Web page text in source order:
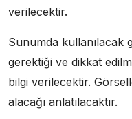
verilecektir.
Sunumda kullanılacak
gerektiği ve dikkat
bilgi verilecektir.
alacağı anlatılacaktır.